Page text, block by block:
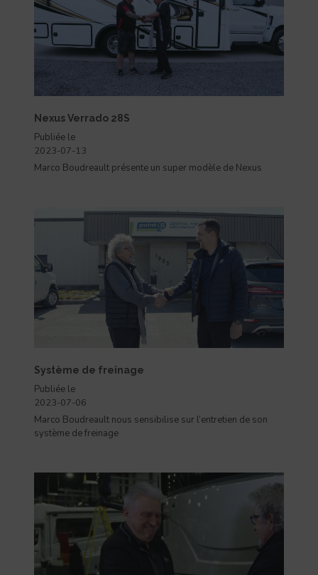
Nexus Verrado 28S
Publiée le
2023-07-13
Marco Boudreault présente un super modèle de Nexus
Système de freinage
Publiée le
2023-07-06
Marco Boudreault nous sensibilise sur l’entretien de son
système de freinage